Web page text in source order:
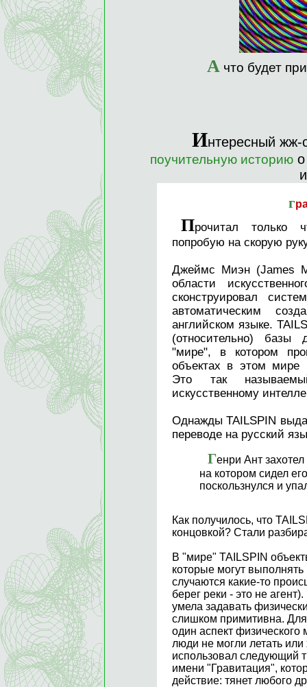
А что будет
Интересный жж-
поучительную историюо
г
Прочитал только
попробую на скорую
Джеймс Миэн (James
области
сконструировал
автоматическим
английском языке.
(относительно)
"мире", в котором
объектах в этом
Это так
искусственному
Однажды TAILSPIN
переводе на русский
Генри Ант
на котором сидел
поскользнулся и
Как получилось, что
концовкой? Стали
В "мире" TAILSPIN
которые могут
случаются какие-то
берег реки - это не
умела задавать
слишком примитивна.
один аспект физического
люди не могли летать
использовал следующий
имени "Гравитация",
действие: тянет любого